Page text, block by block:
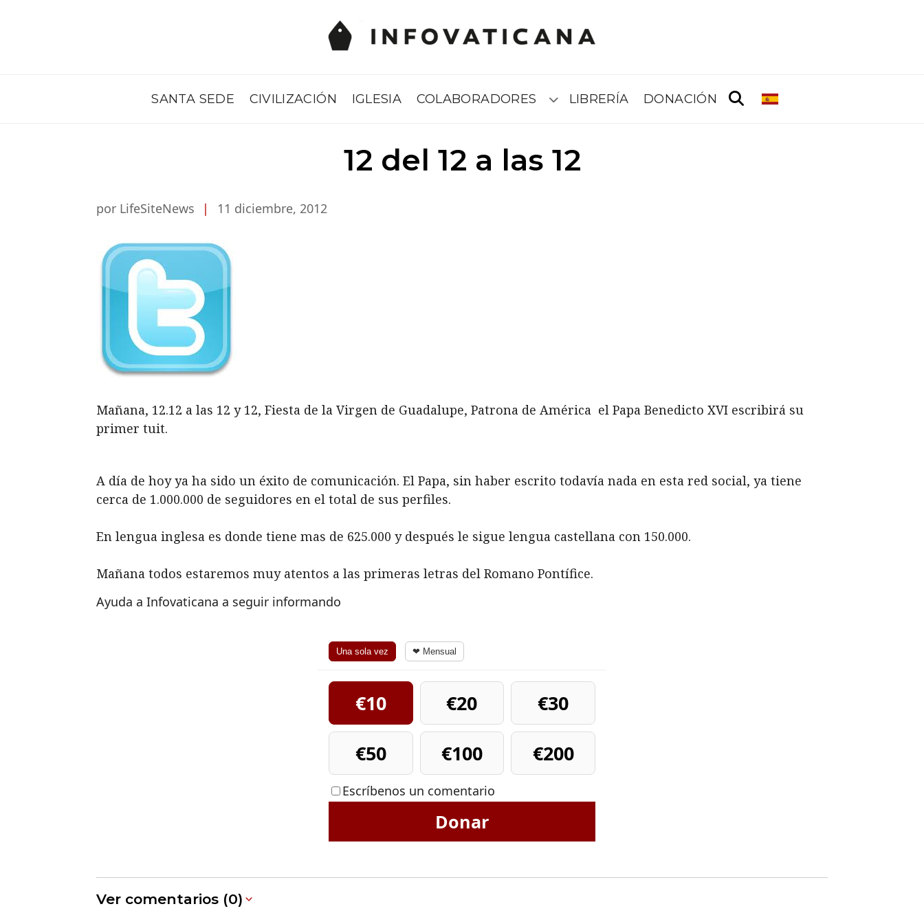
SANTA SEDE CIVILIZACIÓN IGLESIA COLABORADORES Submenú
LIBRERÍA DONACIÓN
12 del 12 a las 12
por LifeSiteNews | 11 diciembre, 2012
Mañana, 12.12 a las 12 y 12, Fiesta de la Virgen de Guadalupe, Patrona de América el Papa Benedicto XVI escribirá su
primer tuit.
A día de hoy ya ha sido un éxito de comunicación. El Papa, sin haber escrito todavía nada en esta red social, ya tiene
cerca de 1.000.000 de seguidores en el total de sus perfiles.
En lengua inglesa es donde tiene mas de 625.000 y después le sigue lengua castellana con 150.000.
Mañana todos estaremos muy atentos a las primeras letras del Romano Pontífice.
Ayuda a Infovaticana a seguir informando
Una sola vez ❤ Mensual
€10 €20
€30
€50
€100 €200
Escríbenos un comentario
Donar
Ver comentarios (0)